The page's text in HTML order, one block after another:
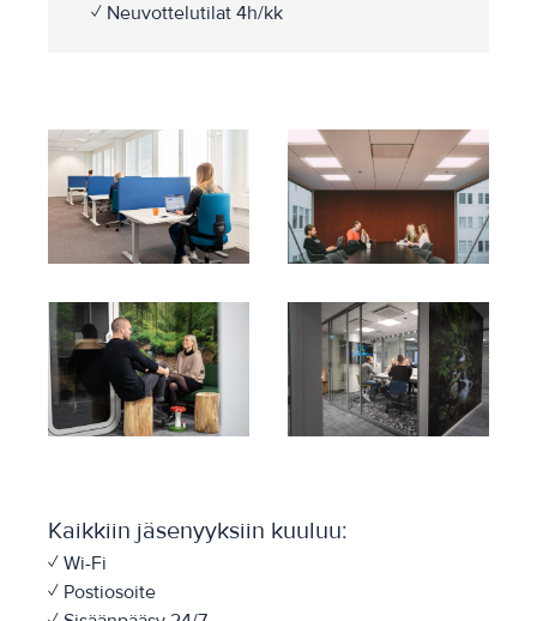
✓ Neuvottelutilat 4h/kk
Kaikkiin jäsenyyksiin kuuluu:
✓ Wi-Fi
✓ Postiosoite